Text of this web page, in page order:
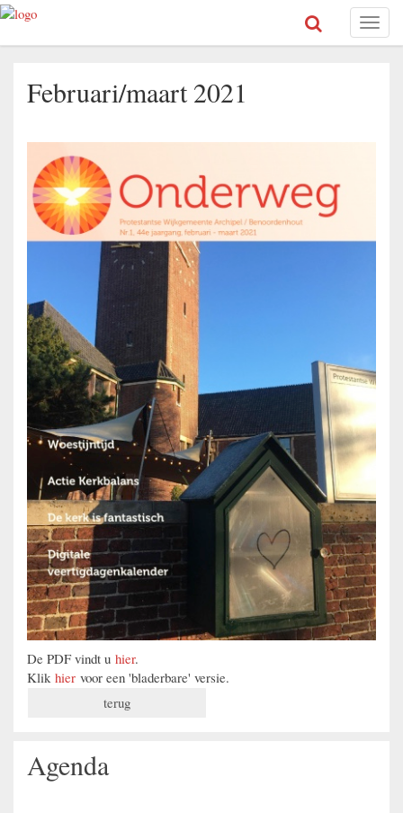
Februari/maart 2021
De PDF vindt u hier.
Klik hier voor een 'bladerbare' versie.
terug
Agenda